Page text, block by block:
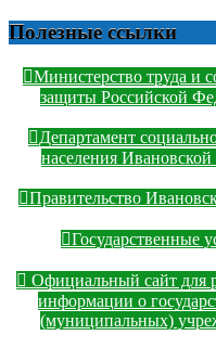
Полезные ссылки
Министерство труда и
защиты Российской
Департамент
населения Ивановской
Правительство
Государственные
Официальный сайт для
информации о
(муниципальных)